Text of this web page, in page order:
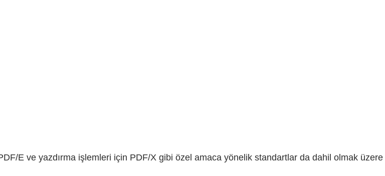
E ve yazdırma işlemleri için PDF/X gibi özel amaca yönelik standartlar da dahil olmak üzere